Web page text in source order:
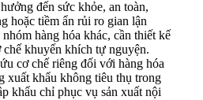
đến sức khỏe, an toàn,
hoặc tiềm ẩn rủi ro gian lận
hàng hóa khác, cần thiết kế
khuyến khích tự nguyện.
cơ chế riêng đối với hàng hóa
xuất khẩu không tiêu thụ trong
khẩu chỉ phục vụ sản xuất nội